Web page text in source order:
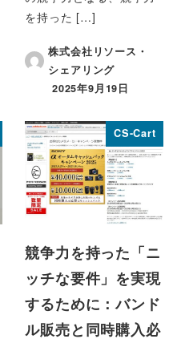
を持った […]
株式会社リソース・
シェアリング
投稿日
2025年9月19日
CS-Cart
競争力を持った「ニ
ッチな要件」を実現
するために：バンド
ル販売と同時購入必